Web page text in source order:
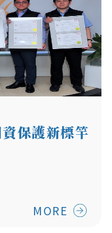
保護新標竿
MORE